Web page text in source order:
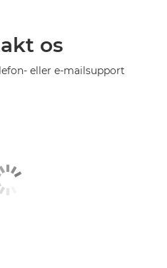
os
eller e-mailsupport